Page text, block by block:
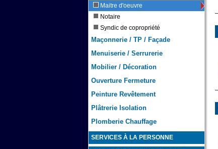
Maitre d'oeuvre
Notaire
Syndic de copropriété
Maçonnerie / TP / Façade
Menuiserie / Serrurerie
Mobilier / Décoration
Ouverture Fermeture
Peinture Revêtement
Plâtrerie Isolation
Plomberie Chauffage
SERVICES À LA PERSONNE